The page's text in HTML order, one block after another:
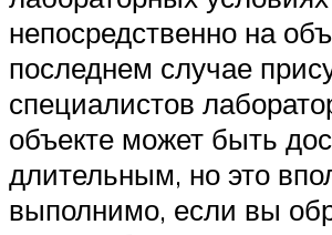
непосредственно на
последнем случае
специалистов
объекте может быть
длительным, но это
выполнимо, если вы